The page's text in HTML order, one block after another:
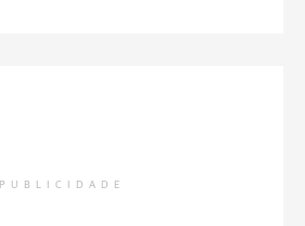
PUBLICIDADE